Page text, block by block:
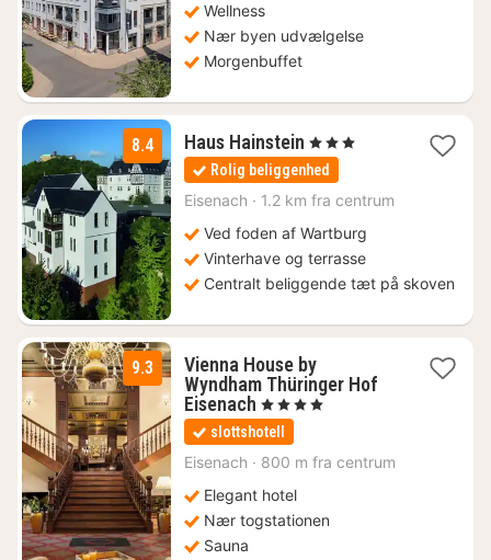
Wellness
Nær byen udvælgelse
Morgenbuffet
8.4 Haus Hainstein 1
nat
fra
516
, 3 Stjerner
Rolig beliggenhed
Eisenach · 1.2 km fra centrum
Ved foden af Wartburg
Vinterhave og terrasse
Centralt beliggende tæt på skoven
9.3
Vienna House by
Wyndham Thüringer Hof
Eisenach 1
nat
fra
677
, 4 Stjerner
slottshotell
Eisenach · 800 m fra centrum
Elegant hotel
Nær togstationen
Sauna